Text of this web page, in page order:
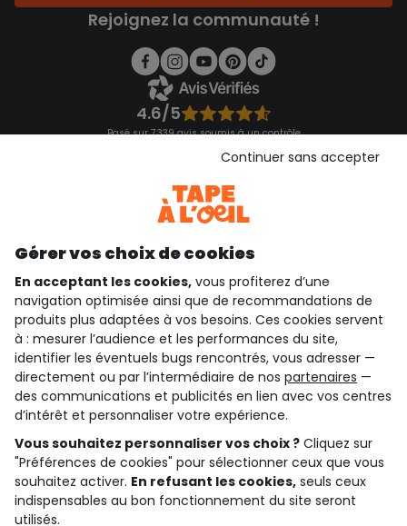
Rejoignez la communauté !
4.6/5
Basé sur 7 339 avis soumis à un contrôle
Consulter les CGU
qui sommes-nous ?
besoin d'aide ?
le club fidélité
notre catalogue
Conditions générales de ventes et d'utilisation
Conditions d’utilisation des réseaux sociaux
Gérer vos choix de cookies
En acceptant les cookies, vous profiterez d’une
navigation optimisée ainsi que de recommandations de
produits plus adaptées à vos besoins. Ces cookies servent
à : mesurer l’audience et les performances du site,
identifier les éventuels bugs rencontrés, vous adresser —
directement ou par l’intermédiaire de nos partenaires —
des communications et publicités en lien avec vos centres
d’intérêt et personnaliser votre expérience.
Vous souhaitez personnaliser vos choix ? Cliquez sur
"Préférences de cookies" pour sélectionner ceux que vous
souhaitez activer. En refusant les cookies, seuls ceux
indispensables au bon fonctionnement du site seront
utilisés.
Continuer sans accepter